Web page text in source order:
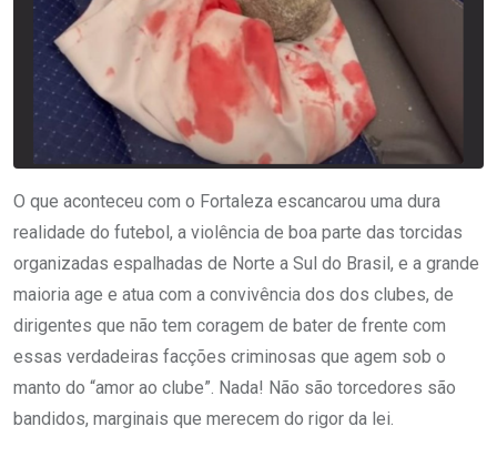
O que aconteceu com o Fortaleza escancarou uma dura
realidade do futebol, a violência de boa parte das torcidas
organizadas espalhadas de Norte a Sul do Brasil, e a grande
maioria age e atua com a convivência dos dos clubes, de
dirigentes que não tem coragem de bater de frente com
essas verdadeiras facções criminosas que agem sob o
manto do “amor ao clube”. Nada! Não são torcedores são
bandidos, marginais que merecem do rigor da lei.